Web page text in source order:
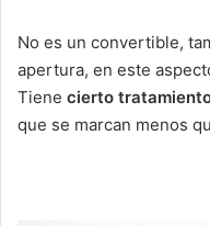
No es un convertible,
apertura, en este
Tiene cierto
que se marcan menos